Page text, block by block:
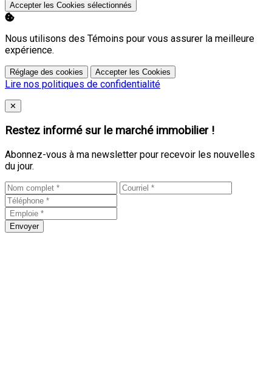
Accepter les Cookies sélectionnés
Nous utilisons des Témoins pour vous assurer la meilleure
expérience.
Réglage des cookies Accepter les Cookies
Lire nos politiques de confidentialité
Close
✕
Restez informé sur le marché immobilier !
Abonnez-vous à ma newsletter pour recevoir les nouvelles
du jour.
Envoyer